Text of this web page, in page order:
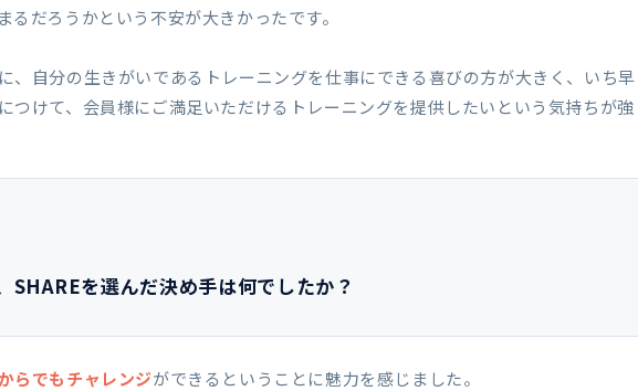
るだろうかという不安が大きかったです。
、自分の生きがいであるトレーニングを仕事にできる喜びの方が大きく、いち
つけて、会員様にご満足いただけるトレーニングを提供したいという気持ちが
SHAREを選んだ決め手は何でしたか？
らでもチャレンジができるということに魅力を感じました。